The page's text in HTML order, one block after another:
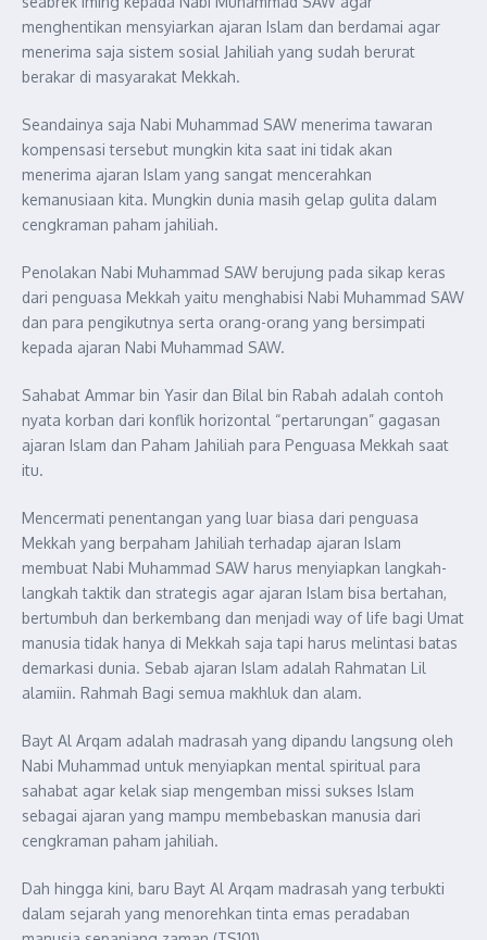
menghentikan mensyiarkan ajaran Islam dan berdamai agar
menerima saja sistem sosial Jahiliah yang sudah berurat
berakar di masyarakat Mekkah.
Seandainya saja Nabi Muhammad SAW menerima tawaran
kompensasi tersebut mungkin kita saat ini tidak akan
menerima ajaran Islam yang sangat mencerahkan
kemanusiaan kita. Mungkin dunia masih gelap gulita dalam
cengkraman paham jahiliah.
Penolakan Nabi Muhammad SAW berujung pada sikap keras
dari penguasa Mekkah yaitu menghabisi Nabi Muhammad SAW
dan para pengikutnya serta orang-orang yang bersimpati
kepada ajaran Nabi Muhammad SAW.
Sahabat Ammar bin Yasir dan Bilal bin Rabah adalah contoh
nyata korban dari konflik horizontal “pertarungan” gagasan
ajaran Islam dan Paham Jahiliah para Penguasa Mekkah saat
itu.
Mencermati penentangan yang luar biasa dari penguasa
Mekkah yang berpaham Jahiliah terhadap ajaran Islam
membuat Nabi Muhammad SAW harus menyiapkan langkah-
langkah taktik dan strategis agar ajaran Islam bisa bertahan,
bertumbuh dan berkembang dan menjadi way of life bagi Umat
manusia tidak hanya di Mekkah saja tapi harus melintasi batas
demarkasi dunia. Sebab ajaran Islam adalah Rahmatan Lil
alamiin. Rahmah Bagi semua makhluk dan alam.
Bayt Al Arqam adalah madrasah yang dipandu langsung oleh
Nabi Muhammad untuk menyiapkan mental spiritual para
sahabat agar kelak siap mengemban missi sukses Islam
sebagai ajaran yang mampu membebaskan manusia dari
cengkraman paham jahiliah.
Dah hingga kini, baru Bayt Al Arqam madrasah yang terbukti
dalam sejarah yang menorehkan tinta emas peradaban